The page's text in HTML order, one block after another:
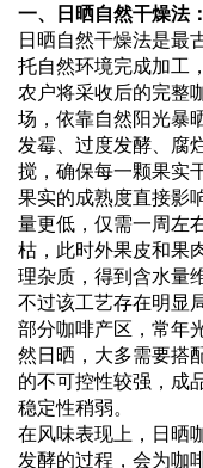
一、日晒自然干燥法
日晒自然干燥法是最
托自然环境完成加工
农户将采收后的完整
场，依靠自然阳光暴
发霉、过度发酵、腐
搅，确保每一颗果实
果实的成熟度直接影
量更低，仅需一周左
枯，此时外果皮和果
理杂质，得到含水量
不过该工艺存在明显
部分咖啡产区，常年
然日晒，大多需要搭
的不可控性较强，成
稳定性稍弱。
在风味表现上，日晒
发酵的过程，会为咖